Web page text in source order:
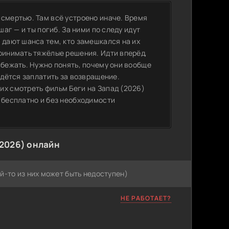
Там всё устроено иначе. Время
— и ты погиб. За ними по следу идут
шанса тем, кто замешкался на их
тяжёлые решения. Идти вперёд,
Нужно понять, почему они вообще
заплатить за возвращение.
смотреть фильм Беги на Запад (2026)
и без необходимости
онлайн
то из них может быть недоступен)
НЕ РАБОТАЕТ?